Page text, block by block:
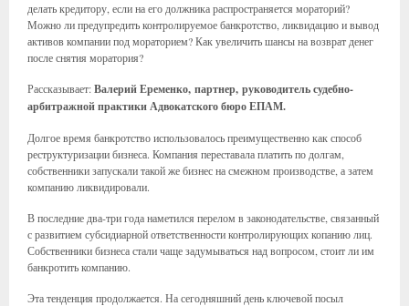
делать кредитору, если на его должника распространяется мораторий?
Можно ли предупредить контролируемое банкротство, ликвидацию и вывод
активов компании под мораторием? Как увеличить шансы на возврат денег
после снятия моратория?
Рассказывает:Валерий Еременко, партнер, руководитель судебно-
арбитражной практики Адвокатского бюро ЕПАМ.
Долгое время банкротство использовалось преимущественно как способ
реструктуризации бизнеса. Компания переставала платить по долгам,
собственники запускали такой же бизнес на смежном производстве, а затем
компанию ликвидировали.
В последние два-три года наметился перелом в законодательстве, связанный
с развитием субсидиарной ответственности контролирующих копанию лиц.
Собственники бизнеса стали чаще задумываться над вопросом, стоит ли им
банкротить компанию.
Эта тенденция продолжается. На сегодняшний день ключевой посыл